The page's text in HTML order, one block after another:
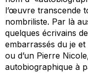
l’œuvre transcende
nombriliste. Par là
quelques écrivains
embarrassés du je et
ou d’un Pierre
autobiographique à